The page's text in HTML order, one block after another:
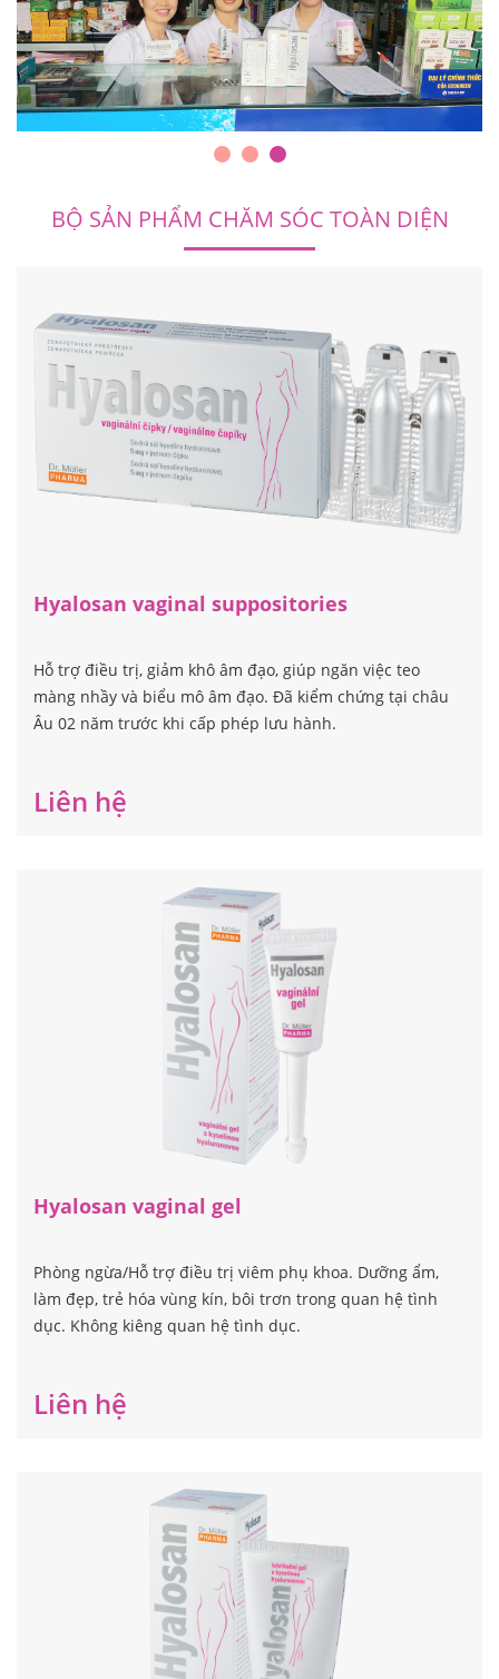
BỘ SẢN PHẨM CHĂM SÓC TOÀN DIỆN
Hyalosan vaginal suppositories
Hỗ trợ điều trị, giảm khô âm đạo, giúp ngăn việc teo
màng nhầy và biểu mô âm đạo. Đã kiểm chứng tại châu
Âu 02 năm trước khi cấp phép lưu hành.
Liên hệ
Hyalosan vaginal gel
Phòng ngừa/Hỗ trợ điều trị viêm phụ khoa. Dưỡng ẩm,
làm đẹp, trẻ hóa vùng kín, bôi trơn trong quan hệ tình
dục. Không kiêng quan hệ tình dục.
Liên hệ